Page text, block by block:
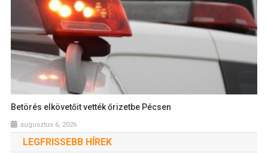
Betörés elkövetőit vették őrizetbe Pécsen
augusztus 6, 2026
LEGFRISSEBB HÍREK